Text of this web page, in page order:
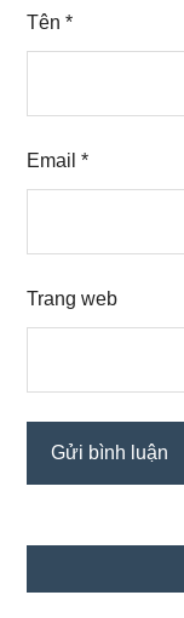
Tên*
Email*
Trang web
chính